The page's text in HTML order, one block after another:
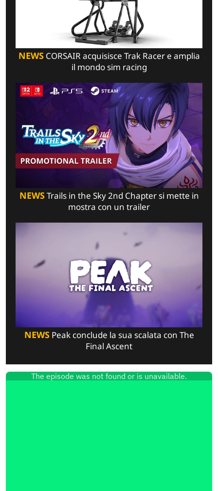
NEWSCORSAIR acquisisce Trak Racer e amplia
il mondo sim racing
NEWSTrails in the Sky 2nd Chapter si mette in
mostra con un trailer
NEWSPeak conclude la sua scalata con The
Final Ascent